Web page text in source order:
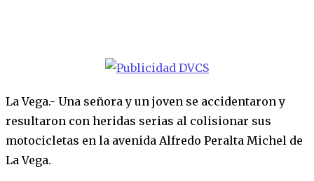
La Vega.- Una señora y un joven se accidentaron y
resultaron con heridas serias al colisionar sus
motocicletas en la avenida Alfredo Peralta Michel de
La Vega.